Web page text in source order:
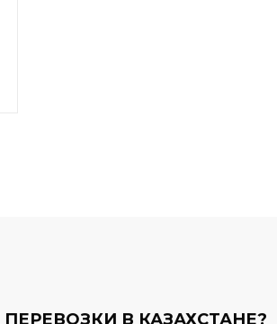
В КАЗАХСТАНЕ?